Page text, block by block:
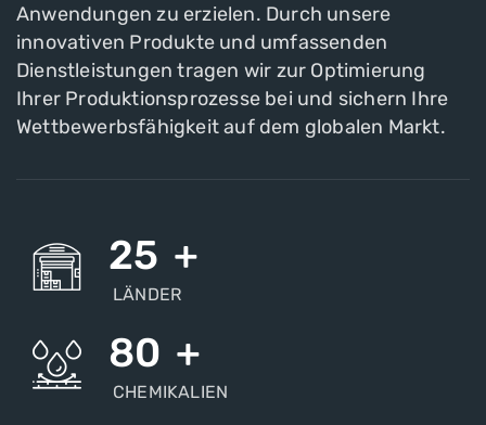
Anwendungen zu erzielen. Durch unsere
innovativen Produkte und umfassenden
Dienstleistungen tragen wir zur Optimierung
Ihrer Produktionsprozesse bei und sichern Ihre
Wettbewerbsfähigkeit auf dem globalen Markt.
25 +
LÄNDER
80 +
CHEMIKALIEN